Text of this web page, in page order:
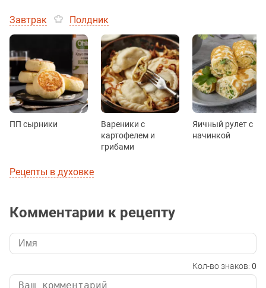
Завтрак Полдник
ПП сырники
Вареники с
картофелем и
грибами
Яичный рулет с
начинкой
Рецепты в духовке
Комментарии к рецепту
Кол-во знаков: 0